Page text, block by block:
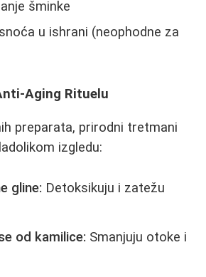
šminke
u ishrani (neophodne za
Aging Rituelu
preparata, prirodni tretmani
izgledu:
gline: Detoksikuju i zatežu
od kamilice: Smanjuju otoke i